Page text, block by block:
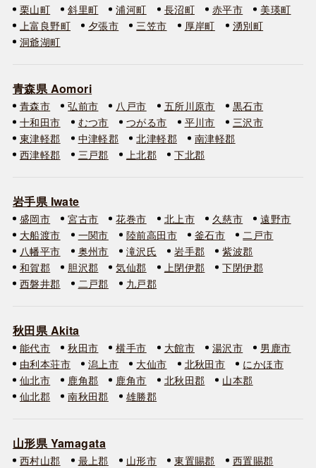
栗山町 斜里町 浦河町 長沼町 赤平市
美瑛町
上富良野町
夕張市 三笠市 厚岸町
湧別町
洞爺湖町
青森県 Aomori
青森市 弘前市 八戸市 五所川原市
黒石市
十和田市
むつ市 つがる市 平川市
三沢市
東津軽郡
中津軽郡 北津軽郡
南津軽郡
西津軽郡
三戸郡 上北郡 下北郡
岩手県 Iwate
盛岡市 宮古市 花巻市 北上市 久慈市
遠野市
大船渡市
一関市 陸前高田市 釜石市
二戸市
八幡平市
奥州市 滝沢氏 岩手郡
紫波郡
和賀郡
胆沢郡 気仙郡 上閉伊郡
下閉伊郡
西磐井郡
二戸郡 九戸郡
秋田県 Akita
能代市 秋田市 横手市 大館市 湯沢市
男鹿市
由利本荘市
潟上市 大仙市 北秋田市
にかほ市
仙北市
鹿角郡 鹿角市 北秋田郡
山本郡
仙北郡
南秋田郡 雄勝郡
山形県 Yamagata
西村山郡 最上郡 山形市 東置賜郡
西置賜郡